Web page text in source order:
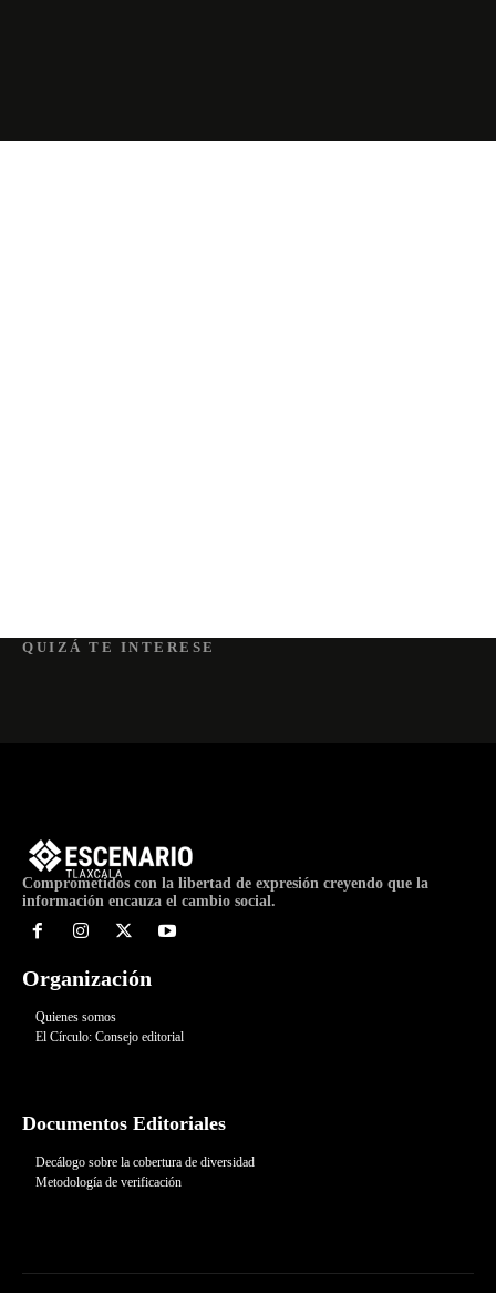
QUIZÁ TE INTERESE
Comprometidos con la libertad de expresión creyendo que la
información encauza el cambio social.
Organización
Quienes somos
El Círculo: Consejo editorial
Documentos Editoriales
Decálogo sobre la cobertura de diversidad
Metodología de verificación